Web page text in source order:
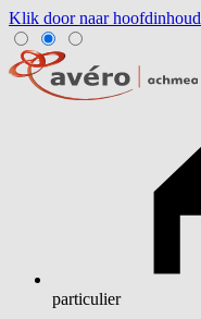
Klik door naar hoofdinhoud
particulier